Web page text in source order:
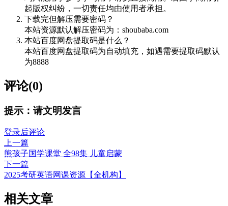
起版权纠纷，一切责任均由使用者承担。
下载完但解压需要密码？
本站资源默认解压密码为：shoubaba.com
本站百度网盘提取码是什么？
本站百度网盘提取码为自动填充，如遇需要提取码默认
为8888
评论(0)
提示：请文明发言
登录后评论
上一篇
熊孩子国学课堂 全98集 儿童启蒙
下一篇
2025考研英语网课资源【全机构】
相关文章